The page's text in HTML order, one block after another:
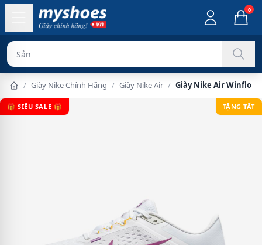
0
Sản phẩm chính
/ Giày Nike Chính Hãng / Giày Nike Air / Giày Nike Air Winflo
🎁 SIÊU SALE 🎁 TẶNG TẤT